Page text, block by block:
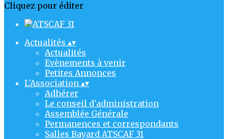
Cliquez pour éditer
Actualités ▴▾
Actualités
Evènements à venir
Petites Annonces
L'Association ▴▾
Adhérer
Le conseil d'administration
Assemblée Générale
Permanences et correspondants
Salles Bayard ATSCAF 31